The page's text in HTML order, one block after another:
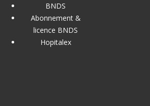
BNDS
Abonnement &
licence BNDS
Hopitalex